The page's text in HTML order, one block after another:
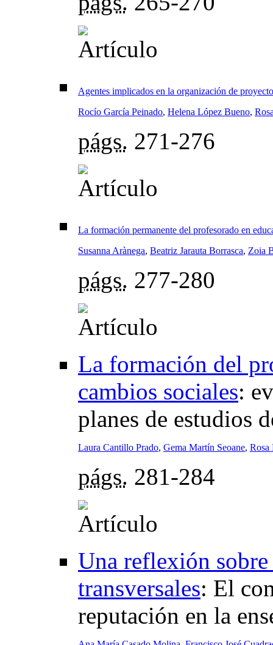
Agentes implicados en la organización de
Rocío García Peinado, Helena López Bueno,
págs. 271-276
La formación permanente del profesorado en
Susanna Arànega, Beatriz Jarauta Borrasca, Zoia
págs. 277-280
La formación del
cambios sociales:
planes de estudios
Laura Cantillo Prado, Gema Martín Seoane, Rosa
págs. 281-284
Una reflexión
transversales: El
reputación en la